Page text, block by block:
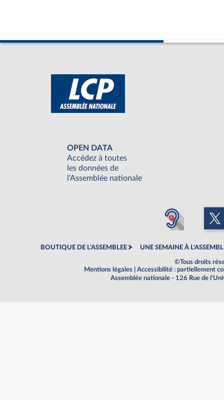
OPEN DATA
Accédez à toutes
les données de
l'Assemblée nationale
BOUTIQUE DE L'ASSEMBLEE UNE SEMAINE À
©Tous droits
Mentions légales
Accessibilité : partiellement
Assemblée nationale - 126 Rue de